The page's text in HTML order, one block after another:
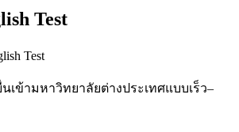
Test
Test
เข้ามหาวิทยาลัยต่างประเทศแบบเร็ว–